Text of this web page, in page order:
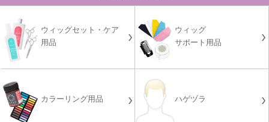
ウィッグセット・ケア
用品
ウィッグ
サポート用品
カラーリング用品 ハゲヅラ